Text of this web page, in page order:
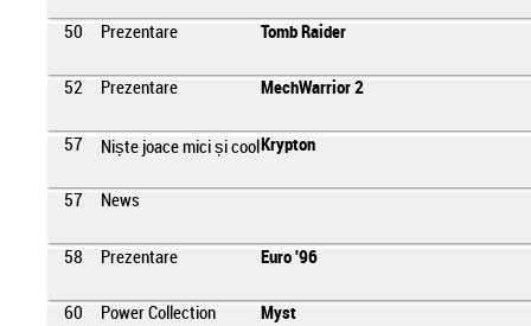
50 Prezentare Tomb Raider
52 Prezentare MechWarrior 2
57 Niște joace mici și cool Krypton
57 News
58 Prezentare Euro '96
60 Power Collection Myst